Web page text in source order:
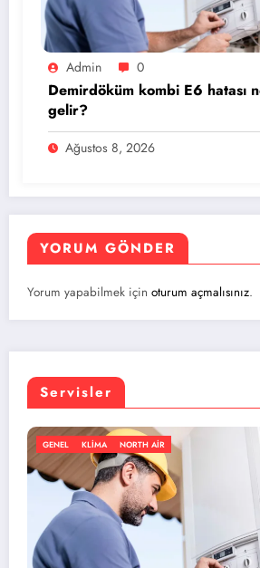
Admin 0
Demirdöküm kombi E6 hatası
gelir?
Ağustos 8, 2026
YORUM GÖNDER
Yorum yapabilmek için oturum açmalısınız.
Servisler